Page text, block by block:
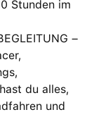
Stunden im
–
du alles,
und